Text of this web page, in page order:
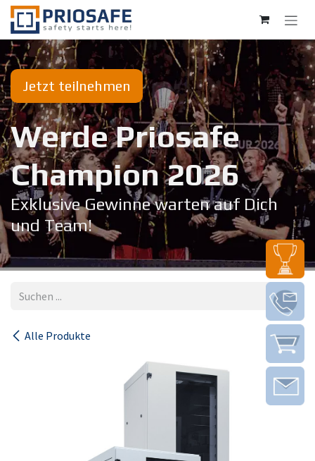
Zum Inhalt springen
Jetzt teilnehmen
Werde Priosafe
Champion 20​26
Exklusive Gewinne warten auf Dich
und Team!
Alle Produkte